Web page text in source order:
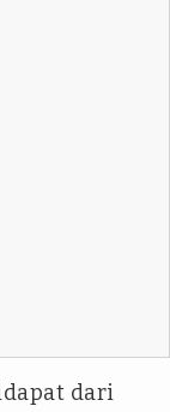
dari